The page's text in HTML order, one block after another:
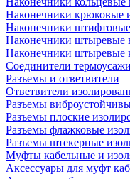
Наконечники крюковые
Наконечники
Наконечники штыревые
Наконечники штыревые
Соединители
Разъемы и ответвители
Ответвители
Разъемы
Разъемы плоские
Разъемы флажковые
Разъемы штекерные
Муфты кабельные и
Аксессуары для муфт